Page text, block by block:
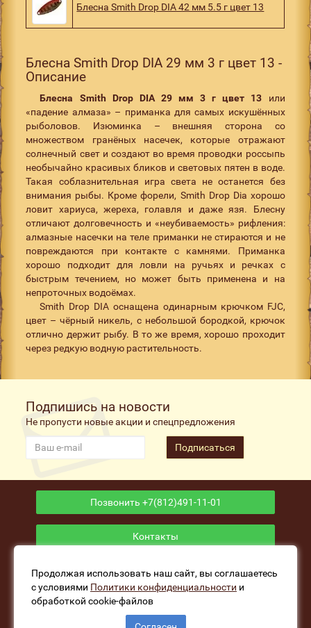
Блесна Smith Drop DIA 42 мм 5.5 г цвет 13
Блесна Smith Drop DIA 29 мм 3 г цвет 13 -
Описание
Блесна Smith Drop DIA 29 мм 3 г цвет 13 или
«падение алмаза» – приманка для самых искушённых
рыболовов. Изюминка – внешняя сторона со
множеством гранёных насечек, которые отражают
солнечный свет и создают во время проводки россыпь
необычайно красивых бликов и световых пятен в воде.
Такая соблазнительная игра света не останется без
внимания рыбы. Кроме форели, Smith Drop Dia хорошо
ловит хариуса, жереха, голавля и даже язя. Блесну
отличают долговечность и «неубиваемость» рифления:
алмазные насечки на теле приманки не стираются и не
повреждаются при контакте с камнями. Приманка
хорошо подходит для ловли на ручьях и речках с
быстрым течением, но может быть применена и на
непроточных водоёмах.
Smith Drop DIA оснащена одинарным крючком FJC,
цвет – чёрный никель, с небольшой бородкой, крючок
отлично держит рыбу. В то же время, хорошо проходит
через редкую водную растительность.
Подпишись на новости
Не пропусти новые акции и спецпредложения
Подписаться
Позвонить +7(812)491-11-01
Контакты
Приложение
www.fishers-house.ru - Рыболовный магазин Избушка
Продолжая использовать наш сайт, вы соглашаетесь
с условиями Политики конфиденциальности и
обработкой cookie-файлов